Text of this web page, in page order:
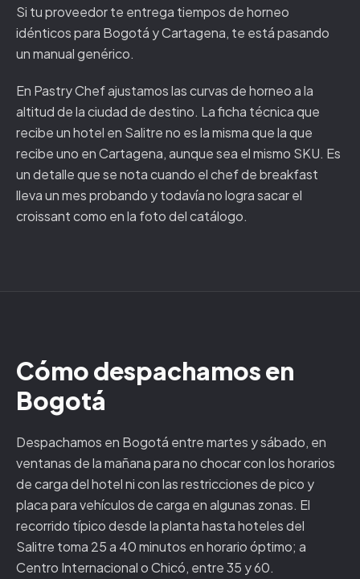
Si tu proveedor te entrega tiempos de horneo
idénticos para Bogotá y Cartagena, te está pasando
un manual genérico.
En Pastry Chef ajustamos las curvas de horneo a la
altitud de la ciudad de destino. La ficha técnica que
recibe un hotel en Salitre no es la misma que la que
recibe uno en Cartagena, aunque sea el mismo SKU. Es
un detalle que se nota cuando el chef de breakfast
lleva un mes probando y todavía no logra sacar el
croissant como en la foto del catálogo.
Cómo despachamos en
Bogotá
Despachamos en Bogotá entre martes y sábado, en
ventanas de la mañana para no chocar con los horarios
de carga del hotel ni con las restricciones de pico y
placa para vehículos de carga en algunas zonas. El
recorrido típico desde la planta hasta hoteles del
Salitre toma 25 a 40 minutos en horario óptimo; a
Centro Internacional o Chicó, entre 35 y 60.